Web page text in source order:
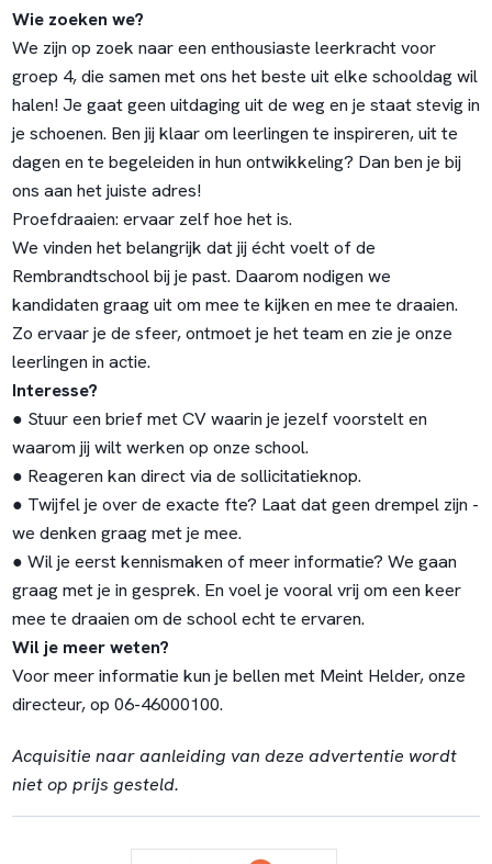
Wie zoeken we?
We zijn op zoek naar een enthousiaste leerkracht voor
groep 4, die samen met ons het beste uit elke schooldag wil
halen! Je gaat geen uitdaging uit de weg en je staat stevig in
je schoenen. Ben jij klaar om leerlingen te inspireren, uit te
dagen en te begeleiden in hun ontwikkeling? Dan ben je bij
ons aan het juiste adres!
Proefdraaien: ervaar zelf hoe het is.
We vinden het belangrijk dat jij écht voelt of de
Rembrandtschool bij je past. Daarom nodigen we
kandidaten graag uit om mee te kijken en mee te draaien.
Zo ervaar je de sfeer, ontmoet je het team en zie je onze
leerlingen in actie.
Interesse?
● Stuur een brief met CV waarin je jezelf voorstelt en
waarom jij wilt werken op onze school.
● Reageren kan direct via de sollicitatieknop.
● Twijfel je over de exacte fte? Laat dat geen drempel zijn -
we denken graag met je mee.
● Wil je eerst kennismaken of meer informatie? We gaan
graag met je in gesprek. En voel je vooral vrij om een keer
mee te draaien om de school echt te ervaren.
Wil je meer weten?
Voor meer informatie kun je bellen met Meint Helder, onze
directeur, op 06-46000100.
Acquisitie naar aanleiding van deze advertentie wordt
niet op prijs gesteld.